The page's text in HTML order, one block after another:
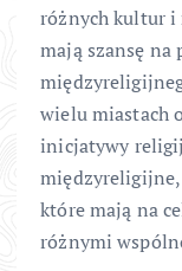
różnych kultur i
mają szansę
wielu miastach
inicjatywy
międzyreligijne,
które mają na
różnymi